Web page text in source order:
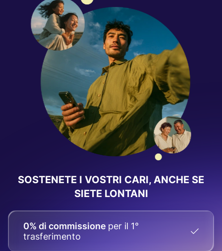
SOSTENETE I VOSTRI CARI, ANCHE SE
SIETE LONTANI
0% di commissione per il 1°
trasferimento